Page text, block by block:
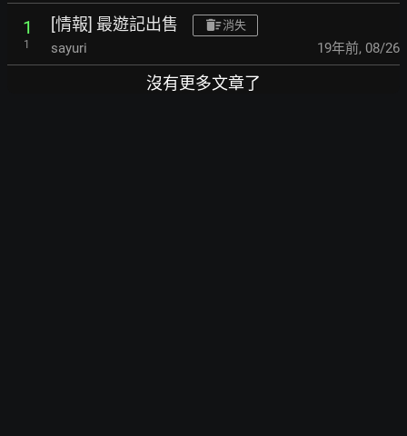
1
1
[情報] 最遊記出售 消失
sayuri 19年前, 08/26
沒有更多文章了